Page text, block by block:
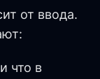
от ввода.
что в